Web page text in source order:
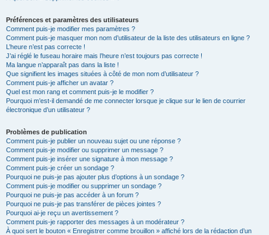
Préférences et paramètres des utilisateurs
Comment puis-je modifier mes paramètres ?
Comment puis-je masquer mon nom d’utilisateur de la liste des utilisateurs en ligne ?
L’heure n’est pas correcte !
J’ai réglé le fuseau horaire mais l’heure n’est toujours pas correcte !
Ma langue n’apparaît pas dans la liste !
Que signifient les images situées à côté de mon nom d’utilisateur ?
Comment puis-je afficher un avatar ?
Quel est mon rang et comment puis-je le modifier ?
Pourquoi m’est-il demandé de me connecter lorsque je clique sur le lien de courrier
électronique d’un utilisateur ?
Problèmes de publication
Comment puis-je publier un nouveau sujet ou une réponse ?
Comment puis-je modifier ou supprimer un message ?
Comment puis-je insérer une signature à mon message ?
Comment puis-je créer un sondage ?
Pourquoi ne puis-je pas ajouter plus d’options à un sondage ?
Comment puis-je modifier ou supprimer un sondage ?
Pourquoi ne puis-je pas accéder à un forum ?
Pourquoi ne puis-je pas transférer de pièces jointes ?
Pourquoi ai-je reçu un avertissement ?
Comment puis-je rapporter des messages à un modérateur ?
À quoi sert le bouton « Enregistrer comme brouillon » affiché lors de la rédaction d’un